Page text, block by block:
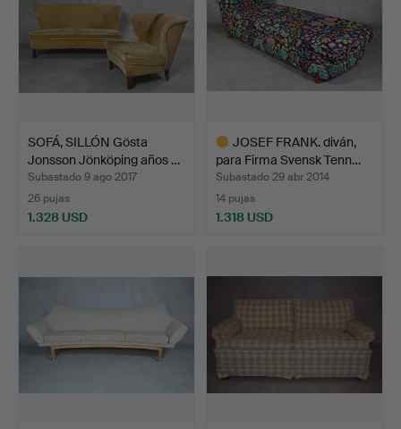
SOFÁ, SILLÓN Gösta
Jonsson Jönköping años …
Subastado 9 ago 2017
26 pujas
1.328 USD
JOSEF FRANK. diván,
para Firma Svensk Tenn…
Subastado 29 abr 2014
14 pujas
1.318 USD